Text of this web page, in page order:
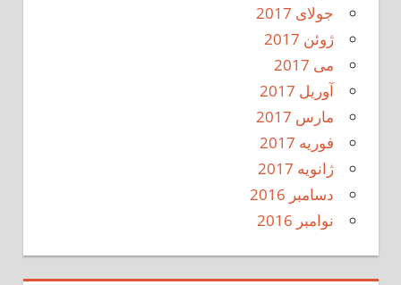
جولای 2017
ژوئن 2017
می 2017
آوریل 2017
مارس 2017
فوریه 2017
ژانویه 2017
دسامبر 2016
نوامبر 2016